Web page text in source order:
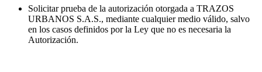
Solicitar prueba de la autorización otorgada a TRAZOS
URBANOS S.A.S., mediante cualquier medio válido, salvo
en los casos definidos por la Ley que no es necesaria la
Autorización.